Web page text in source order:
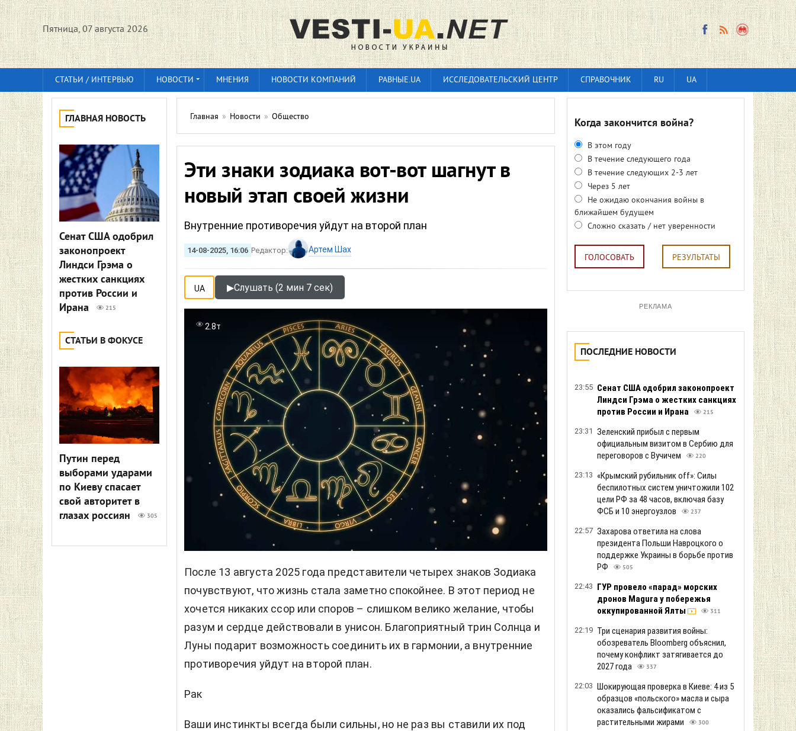
Пятница, 07 августа 2026
СТАТЬИ / ИНТЕРВЬЮ НОВОСТИ МНЕНИЯ НОВОСТИ КОМПАНИЙ РАВНЫЕ.UA ИССЛЕДОВАТЕЛЬСКИЙ ЦЕНТР СПРАВОЧНИК RU UA
ГЛАВНАЯ НОВОСТЬ
Сенат США одобрил
законопроект
Линдси Грэма о
жестких санкциях
против России и
Ирана
215
СТАТЬИ В ФОКУСЕ
Путин перед
выборами ударами
по Киеву спасает
свой авторитет в
глазах россиян
305
Главная » Новости » Общество
Эти знаки зодиака вот-вот шагнут в
новый этап своей жизни
Внутренние противоречия уйдут на второй план
14-08-2025, 16:06 Редактор: Артем Шах
UA ▶Слушать (2 мин 7 сек)
2.8т
После 13 августа 2025 года представители четырех знаков Зодиака
почувствуют, что жизнь стала заметно спокойнее. В этот период не
хочется никаких ссор или споров – слишком велико желание, чтобы
разум и сердце действовали в унисон. Благоприятный трин Солнца и
Луны подарит возможность соединить их в гармонии, а внутренние
противоречия уйдут на второй план.
Рак
Ваши инстинкты всегда были сильны, но не раз вы ставили их под
Когда закончится война?
В этом году
В течение следующего года
В течение следующих 2-3 лет
Через 5 лет
Не ожидаю окончания войны в
ближайшем будущем
Сложно сказать / нет уверенности
ГОЛОСОВАТЬ РЕЗУЛЬТАТЫ
РЕКЛАМА
ПОСЛЕДНИЕ НОВОСТИ
23:55 Сенат США одобрил законопроект
Линдси Грэма о жестких санкциях
против России и Ирана
215
23:31 Зеленский прибыл с первым
официальным визитом в Сербию для
переговоров с Вучичем
220
23:13 «Крымский рубильник off»: Силы
беспилотных систем уничтожили 102
цели РФ за 48 часов, включая базу
ФСБ и 10 энергоузлов
237
22:57 Захарова ответила на слова
президента Польши Навроцкого о
поддержке Украины в борьбе против
РФ
505
22:43 ГУР провело «парад» морских
дронов Magura у побережья
оккупированной Ялты
311
22:19 Три сценария развития войны:
обозреватель Bloomberg объяснил,
почему конфликт затягивается до
2027 года
337
22:03 Шокирующая проверка в Киеве: 4 из 5
образцов «польского» масла и сыра
оказались фальсификатом с
растительными жирами
300